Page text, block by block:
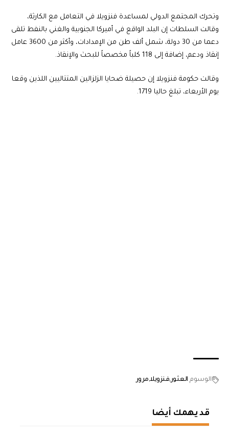
وتحرك المجتمع الدولي لمساعدة فنزويلا في التعامل مع الكارثة،
وقالت السلطات إن البلد الواقع في أميركا الجنوبية والغني بالنفط تلقى
دعما من 30 دولة، شمل ألف طن من الإمدادات، وأكثر من 3600 عامل
إنقاذ ودعم، إضافة إلى 118 كلباً مخصصاً للبحث والإنقاذ.
وقالت حكومة فنزويلا إن حصيلة ضحايا الزلزالين المتتاليين اللذين وقعا
يوم الأربعاء، تبلغ حاليا 1719.
الوسوم العثورفنزويلا مرور
قد يهمك أيضا